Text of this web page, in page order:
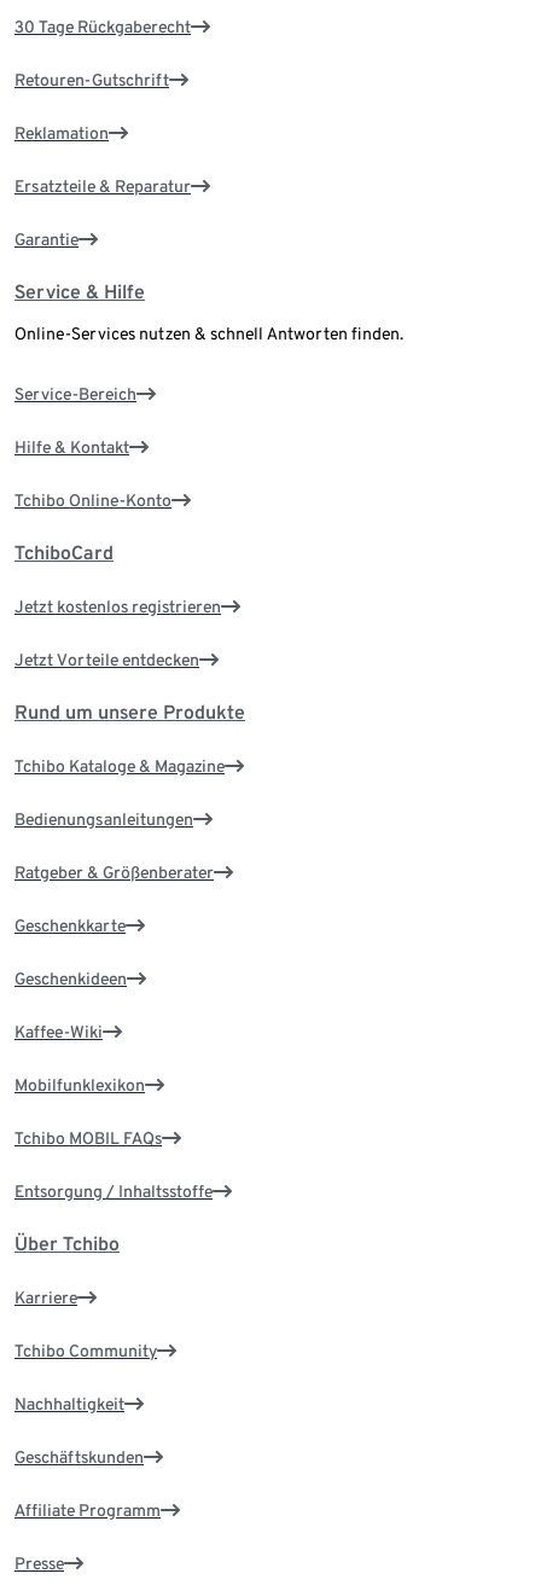
30 Tage Rückgaberecht
Retouren-Gutschrift
Reklamation
Ersatzteile & Reparatur
Garantie
Service & Hilfe
Online-Services nutzen & schnell Antworten finden.
Service-Bereich
Hilfe & Kontakt
Tchibo Online-Konto
TchiboCard
Jetzt kostenlos registrieren
Jetzt Vorteile entdecken
Rund um unsere Produkte
Tchibo Kataloge & Magazine
Bedienungsanleitungen
Ratgeber & Größenberater
Geschenkkarte
Geschenkideen
Kaffee-Wiki
Mobilfunklexikon
Tchibo MOBIL FAQs
Entsorgung / Inhaltsstoffe
Über Tchibo
Karriere
Tchibo Community
Nachhaltigkeit
Geschäftskunden
Affiliate Programm
Presse